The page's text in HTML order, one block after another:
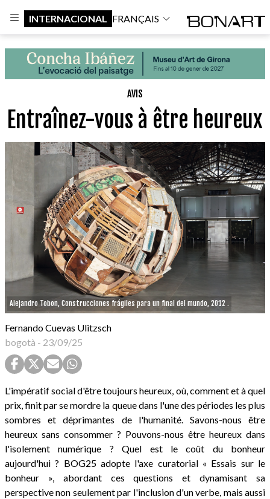
INTERNACIONAL FRANÇAIS
AVIS
Entraînez-vous à être heureux
Alejandro Tobon, Construcciones frágiles para un final del mundo, 2012 .
Fernando Cuevas Ulitzsch
bogotà - 23/09/25
L'impératif social d'être toujours heureux, où, comment et à quel
prix, finit par se mordre la queue dans l'une des périodes les plus
sombres et déprimantes de l'humanité. Savons-nous être
heureux sans consommer ? Pouvons-nous être heureux dans
l'isolement numérique ? Quel est le coût du bonheur
aujourd'hui ? BOG25 adopte l'axe curatorial « Essais sur le
bonheur », abordant ces questions et dynamisant sa
perspective non seulement par l'inclusion d'un verbe, mais aussi